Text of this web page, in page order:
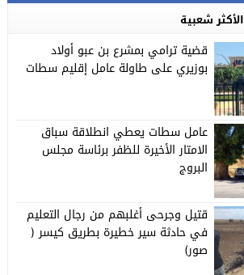
الأكثر شعبية
قضية ترامي بمشرع بن عبو أولاد
بوزيري على طاولة عامل إقليم سطات
عامل سطات يعطي انطلاقة سباق
الامتار الأخيرة للظفر برئاسة مجلس
البروج
قتيل وجرحى أغلبهم من رجال التعليم
في حادثة سير خطيرة بطريق كيسر (
صور)